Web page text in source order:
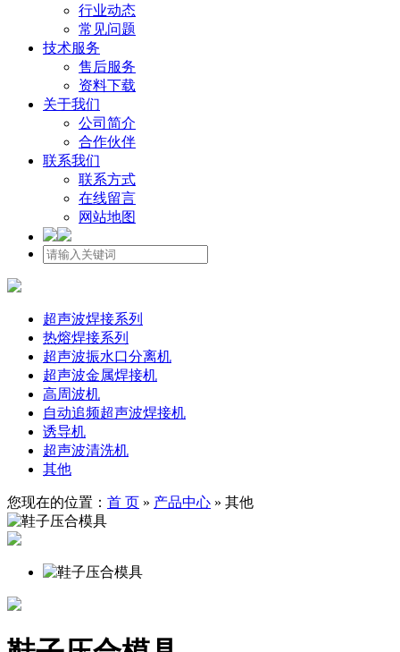
行业动态
常见问题
技术服务
售后服务
资料下载
关于我们
公司简介
合作伙伴
联系我们
联系方式
在线留言
网站地图
超声波焊接系列
热熔焊接系列
超声波振水口分离机
超声波金属焊接机
高周波机
自动追频超声波焊接机
诱导机
超声波清洗机
其他
您现在的位置： 首 页 » 产品中心 » 其他